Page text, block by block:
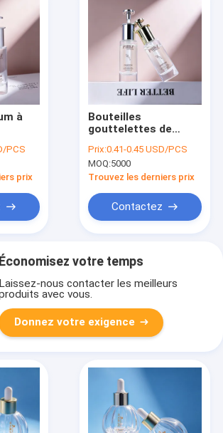
à
et
PCS
prix
Bouteilles
gouttelettes de
avec collier en verre
Variantes de couleur
personnalisées
l'emballage des
produits de soins de
Prix:0.41-0.45 USD/PCS
MOQ:5000
Trouvez les derniers prix
Contactez
Économisez votre temps
Laissez-nous contacter les meilleurs
avec vous.
Donnez votre exigence